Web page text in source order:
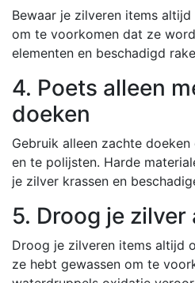
Bewaar je zilveren items
om te voorkomen dat ze
elementen en beschadigd
4. Poets alleen
doeken
Gebruik alleen zachte
en te polijsten. Harde
je zilver krassen en
5. Droog je
Droog je zilveren items altijd
ze hebt gewassen om te